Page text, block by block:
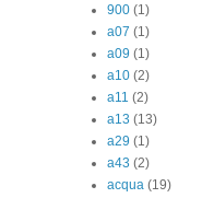
900 (1)
a07 (1)
a09 (1)
a10 (2)
a11 (2)
a13 (13)
a29 (1)
a43 (2)
acqua (19)